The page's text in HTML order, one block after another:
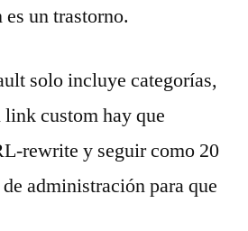
un trastorno.
solo incluye categorías,
link custom hay que
rewrite y seguir como 20
administración para que